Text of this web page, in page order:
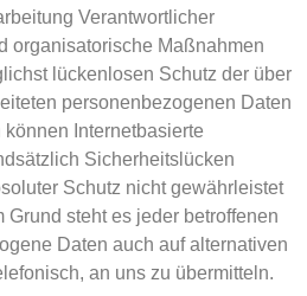
Verantwortlicher
organisatorische Maßnahmen
lückenlosen Schutz der über
personenbezogenen Daten
Internetbasierte
Sicherheitslücken
Schutz nicht gewährleistet
steht es jeder betroffenen
Daten auch auf alternativen
an uns zu übermitteln.